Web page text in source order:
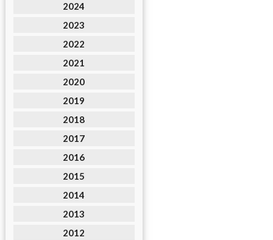
2024
2023
2022
2021
2020
2019
2018
2017
2016
2015
2014
2013
2012